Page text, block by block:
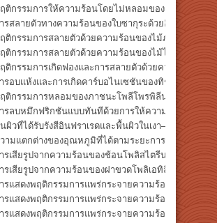
ติกรรมการให้ความร้อนโดยไม่หลอมของแผ่นอะลูมิเ
รสลายตัวทางความร้อนของใบซากุระด้วยอินฟราเรดเ
ติกรรมการสลายตัวด้วยความร้อนของไม้ภายในหลอด
ติกรรมการสลายตัวด้วยความร้อนของไม้ไผ่ภายในหล
ติกรรมการเกิดฟองและการสลายตัวด้วยความร้อนขอ
รอบแห้งและการเกิดคาร์บอไนเซชันของทิชชู่เปียกใน
ติกรรมการหลอมของภาชนะโพลีโพรพิลีน (PP) จากก
รลบหมึกฟริกชันแบบทันทีด้วยการให้ความร้อนอินฟราเ
ผิวที่ได้รับรังสีอินฟราเรดและพื้นผิวในเงา— การทด
ามแตกต่างของอุณหภูมิที่ได้ตามระยะการฉายในกระบ
รเสียรูปจากความร้อนของช้อนโพลิสไตรีนด้วยการให้
รเสียรูปจากความร้อนของฝาขวดโพลิเอทิลีนด้วยการใ
รแสดงพฤติกรรมการแพร่กระจายความร้อนของแผ่นอ
รแสดงพฤติกรรมการแพร่กระจายความร้อนของแผ่นไ
รแสดงพฤติกรรมการแพร่กระจายความร้อนของแผ่นเ